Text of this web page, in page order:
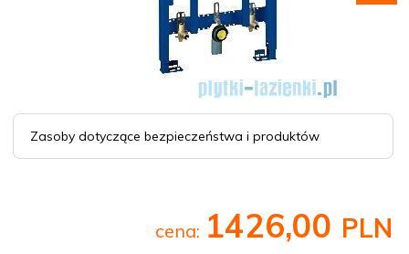
Zasoby dotyczące bezpieczeństwa i produktów
cena: 1426,00 PLN